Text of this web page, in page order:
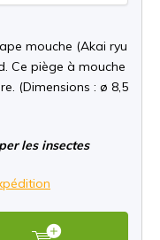
mouche (Akai ryu
Ce piège à mouche
(Dimensions : ø 8,5
les insectes